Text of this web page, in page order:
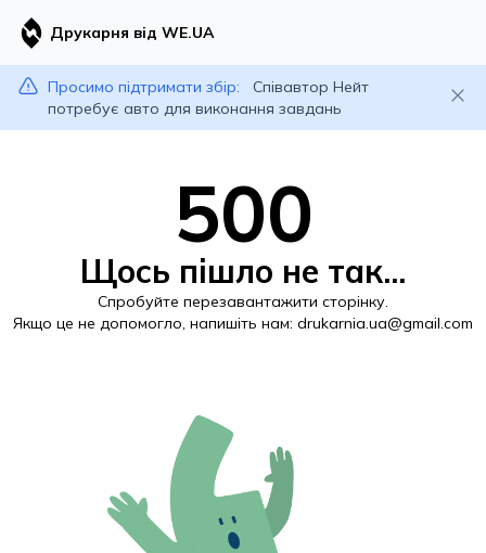
Друкарня від WE.UA
Просимо підтримати збір:
Співавтор Нейт
потребує авто для виконання завдань
500
Щось пішло не так...
Спробуйте перезавантажити сторінку.
Якщо це не допомогло, напишіть нам: drukarnia.ua@gmail.com